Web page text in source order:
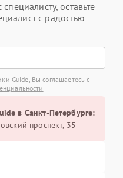
оставьте
с радостью
Guide, Вы соглашаетесь с
в Санкт-Петербурге:
проспект, 35